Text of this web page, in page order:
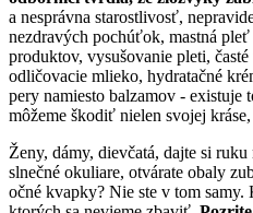
a nesprávna starostlivosť,
nezdravých pochúťok, mastná
produktov, vysušovanie pleti,
odličovacie mlieko, hydratačné
pery namiesto balzamov - existuje
môžeme škodiť nielen svojej
Ženy, dámy, dievčatá, dajte si ruku
slnečné okuliare, otvárate obaly
očné kvapky? Nie ste v tom samy.